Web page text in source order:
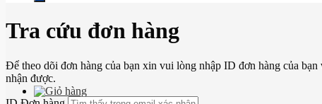
Tra cứu đơn hàng
Để theo dõi đơn hàng của bạn xin vui lòng nhập ID đơn hàng của
nhận được.